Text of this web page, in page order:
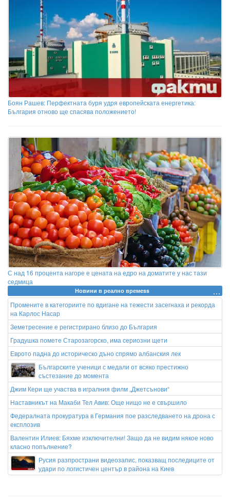
Боян Рашев: Перфектната буря удря европейската енергетика:
България отново ще спасява положението!
С над 16 процента нагоре е цената на едро на доматите у нас тази
седмица
Новини в реално времеss
Промените в категориите по вдигане на тежести засегнаха и рекорда
на Карлос Насар
Земетресение е регистрирано близо до България
Градушка помете Старозагорско, има сериозни щети
Еврото падна до историческо дъно спрямо албанския лек
Българските ученици с медали от всяко престижно
състезание до момента
Джим Кери ще участва в игралния филм „Джетсънови“
Наставникът на Макаби Тел Авив: Още нищо не е свършило
Федералната прокуратура в Германия пое разследването на дрона с
експлозив
Валентин Илиев: Бяхме изключителни! Защо да не видим някое ново
класно попълнение?
Русия разпространи видеозапис, показващ последиците от
удари по логистичен център в района на Киев